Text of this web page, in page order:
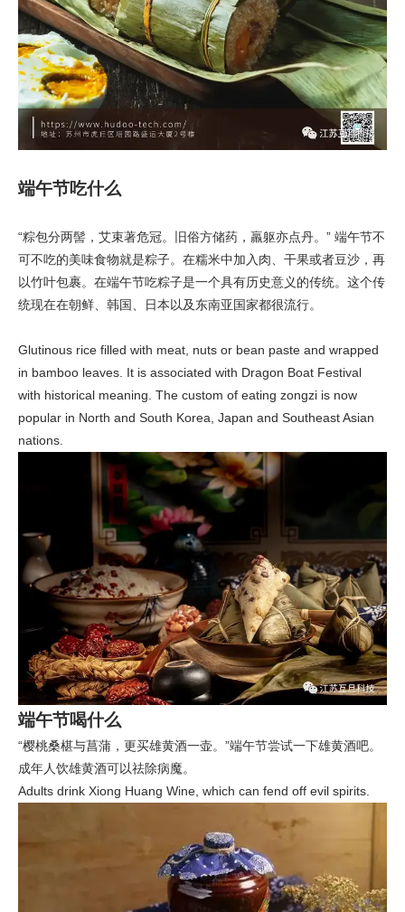
端午节吃什么
“粽包分两髻，艾束著危冠。旧俗方储药，羸躯亦点丹。” 端午节不
可不吃的美味食物就是粽子。在糯米中加入肉、干果或者豆沙，再
以竹叶包裹。在端午节吃粽子是一个具有历史意义的传统。这个传
统现在在朝鲜、韩国、日本以及东南亚国家都很流行。
Glutinous rice filled with meat, nuts or bean paste and wrapped
in bamboo leaves. It is associated with Dragon Boat Festival
with historical meaning. The custom of eating zongzi is now
popular in North and South Korea, Japan and Southeast Asian
nations.
端午节喝什么
“樱桃桑椹与菖蒲，更买雄黄酒一壶。”端午节尝试一下雄黄酒吧。
成年人饮雄黄酒可以祛除病魔。
Adults drink Xiong Huang Wine, which can fend off evil spirits.